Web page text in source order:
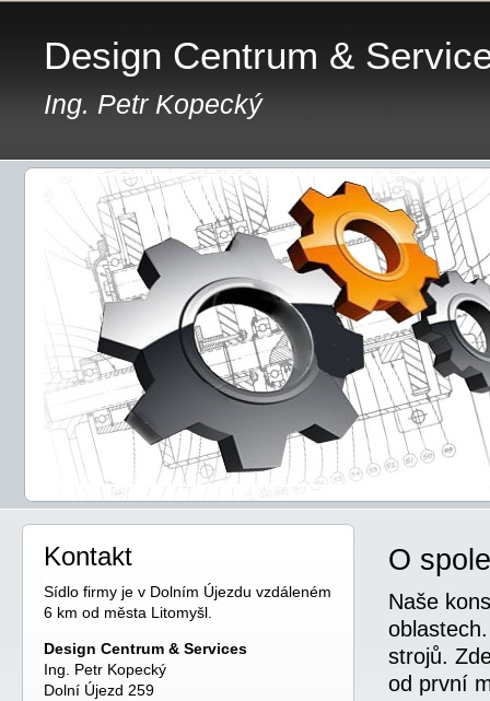
Design Centrum &
Ing. Petr Kopecký
Kontakt
Sídlo firmy je v Dolním Újezdu vzdáleném
6 km od města Litomyšl.
Design Centrum & Services
Ing. Petr Kopecký
Dolní Újezd 259
O
Naše
strojů.
od první